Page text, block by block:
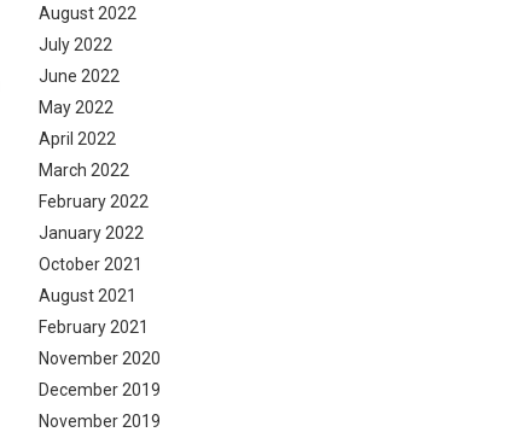
August 2022
July 2022
June 2022
May 2022
April 2022
March 2022
February 2022
January 2022
October 2021
August 2021
February 2021
November 2020
December 2019
November 2019